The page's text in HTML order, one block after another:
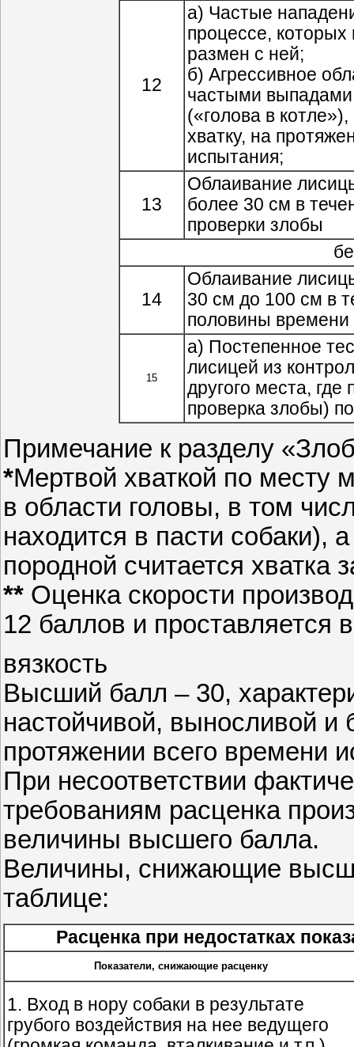
12
а) Частые
процессе, которых
размен с ней;
б) Агрессивное
частыми выпадами
(«голова в
хватку, на
испытания;
13
Облаивание
более 30 см в
проверки злобы
14
Облаивание
30 см до 100 см в
половины времени
15
а) Постепенное
лисицей из
другого места, где
проверка злобы)
Примечание к разделу
*Мертвой хваткой по месту
в области головы, в том
находится в пасти собаки),
породной считается хватка
** Оценка скорости
12 баллов и проставляется
вязкость
Высший балл – 30,
настойчивой, выносливой и
протяжении всего времени
При несоответствии
требованиям расценка
величины высшего балла.
Величины, снижающие
таблице:
Расценка при недостатках
Показатели, снижающие расценку
1. Вход в нору собаки в результате
грубого воздействия на нее ведущего